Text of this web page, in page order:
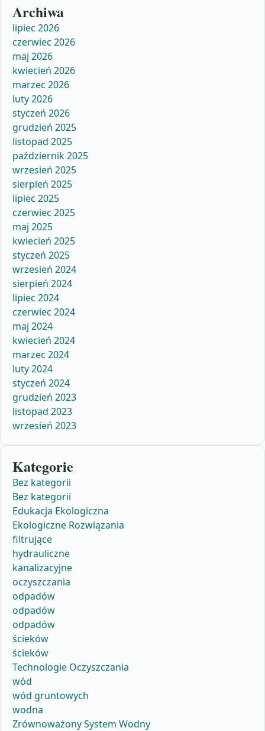
Archiwa
lipiec 2026
czerwiec 2026
maj 2026
kwiecień 2026
marzec 2026
luty 2026
styczeń 2026
grudzień 2025
listopad 2025
październik 2025
wrzesień 2025
sierpień 2025
lipiec 2025
czerwiec 2025
maj 2025
kwiecień 2025
styczeń 2025
wrzesień 2024
sierpień 2024
lipiec 2024
czerwiec 2024
maj 2024
kwiecień 2024
marzec 2024
luty 2024
styczeń 2024
grudzień 2023
listopad 2023
wrzesień 2023
Kategorie
Bez kategorii
Bez kategorii
Edukacja Ekologiczna
Ekologiczne Rozwiązania
filtrujące
hydrauliczne
kanalizacyjne
oczyszczania
odpadów
odpadów
odpadów
ścieków
ścieków
Technologie Oczyszczania
wód
wód gruntowych
wodna
Zrównoważony System Wodny